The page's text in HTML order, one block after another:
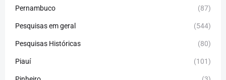
Pernambuco (87)
Pesquisas em geral (544)
Pesquisas Históricas (80)
Piauí (101)